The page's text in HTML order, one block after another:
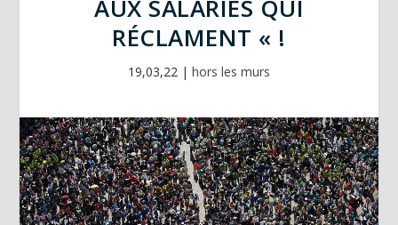
AUX SALARIÉS QUI
RÉCLAMENT « !
19,03,22 | hors les murs